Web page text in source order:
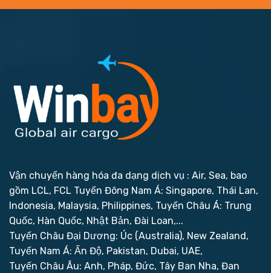
Vận chuyển hàng hóa đa dạng dịch vụ : Air, Sea, bao
gồm LCL, FCL Tuyến Đông Nam Á: Singapore, Thái Lan,
Indonesia, Malaysia, Philippines, Tuyến Châu Á: Trung
Quốc, Hàn Quốc, Nhật Bản, Đài Loan,...
Tuyến Châu Đại Dương: Úc (Australia), New Zealand,
Tuyến Nam Á: Ấn Độ, Pakistan, Dubai, UAE,
Tuyến Châu Âu: Anh, Pháp, Đức, Tây Ban Nha, Đan